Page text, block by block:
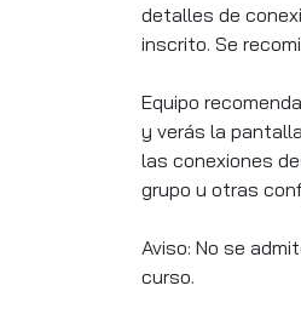
detalles de
inscrito. Se
Equipo
y verás la
las conexiones
grupo u otras
Aviso: No se
curso.